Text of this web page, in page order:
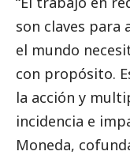
son claves para
el mundo
con propósito.
la acción y
incidencia e
Moneda,